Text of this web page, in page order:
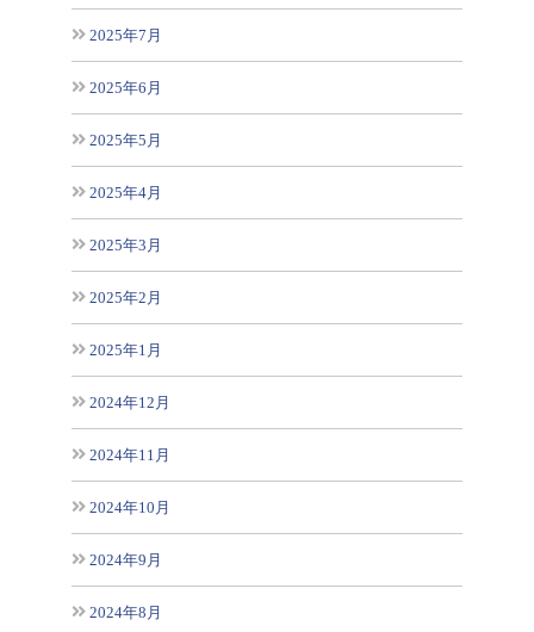
2025年7月
2025年6月
2025年5月
2025年4月
2025年3月
2025年2月
2025年1月
2024年12月
2024年11月
2024年10月
2024年9月
2024年8月